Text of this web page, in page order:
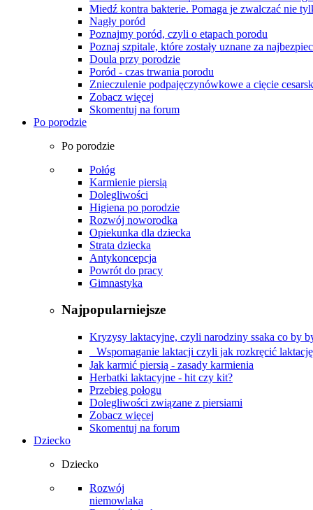
Miedź kontra bakterie. Pomaga je zwalczać nie
Nagły poród
Poznajmy poród, czyli o etapach porodu
Poznaj szpitale, które zostały uznane za
Doula przy porodzie
Poród - czas trwania porodu
Znieczulenie podpajęczynówkowe a cięcie
Zobacz więcej
Skomentuj na forum
Po porodzie
Po porodzie
Połóg
Karmienie piersią
Dolegliwości
Higiena po porodzie
Rozwój noworodka
Opiekunka dla dziecka
Strata dziecka
Antykoncepcja
Powrót do pracy
Gimnastyka
Najpopularniejsze
Kryzysy laktacyjne, czyli narodziny ssaka co by
Wspomaganie laktacji czyli jak rozkręcić
Jak karmić piersią - zasady karmienia
Herbatki laktacyjne - hit czy kit?
Przebieg połogu
Dolegliwości związane z piersiami
Zobacz więcej
Skomentuj na forum
Dziecko
Dziecko
Rozwój
niemowlaka